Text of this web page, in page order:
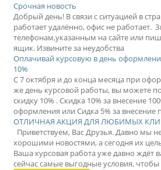
Срочная новость
Добрый день! В связи с ситуацией в
работает удалённо, офис не работает.
телефонам,указанным на сайте или
ящик. Извините за неудобства
Оплачивай курсовую в день
10%
С 7 октября и до конца месяца при
же день курсовой работы, вы можете
скидку 10% . Скидка 10% за внесение
оформления или Сидка 5% за внесение
ОТЛИЧНАЯ АКЦИЯ ДЛЯ ЛЮБИМЫХ
Приветствуем, Вас Друзья. Давно мы
хорошими новостями, а сегодня их
Ваша курсовая работа уже давно ждёт
сейчас самые выгодные условия, чтобы